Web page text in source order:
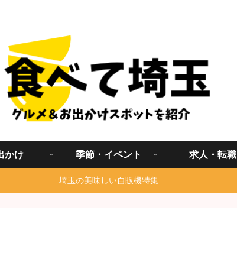
かけ 季節・イベント 求人・転職
埼玉の美味しい自販機特集